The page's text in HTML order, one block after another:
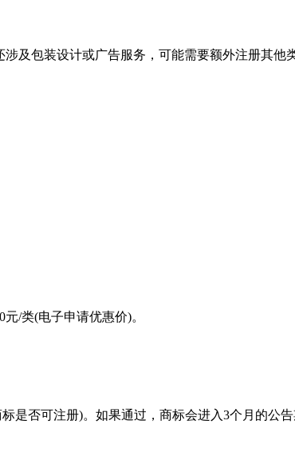
及包装设计或广告服务，可能需要额外注册其他
/类(电子申请优惠价)。
是否可注册)。如果通过，商标会进入3个月的公